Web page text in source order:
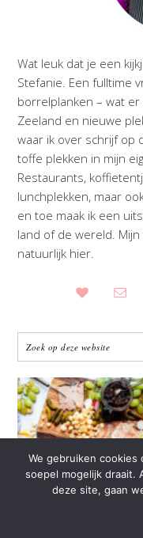
Wat leuk dat je een
Stefanie. Een fulltime
borrelplanken – wat
Zeeland en nieuwe
waar ik over schrijf op
toffe plekken in mijn
Restaurants,
lunchplekken, maar
en toe maak ik een
land of de wereld.
natuurlijk hier.
We gebruiken
soepel mogelijk draait.
deze site, gaan